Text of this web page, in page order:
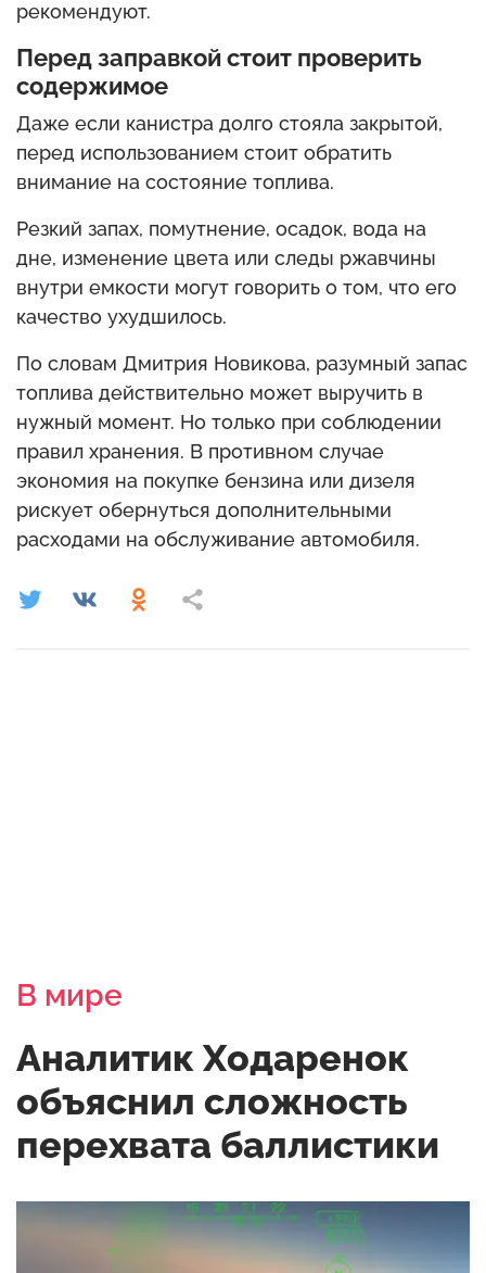
рекомендуют.
Перед заправкой стоит проверить
содержимое
Даже если канистра долго стояла закрытой,
перед использованием стоит обратить
внимание на состояние топлива.
Резкий запах, помутнение, осадок, вода на
дне, изменение цвета или следы ржавчины
внутри емкости могут говорить о том, что его
качество ухудшилось.
По словам Дмитрия Новикова, разумный запас
топлива действительно может выручить в
нужный момент. Но только при соблюдении
правил хранения. В противном случае
экономия на покупке бензина или дизеля
рискует обернуться дополнительными
расходами на обслуживание автомобиля.
В мире
Аналитик Ходаренок
объяснил сложность
перехвата баллистики